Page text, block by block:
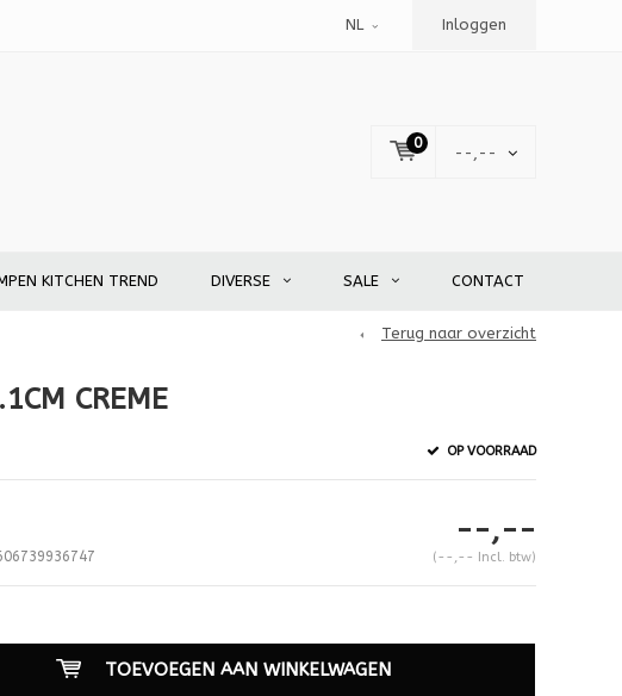
NL Inloggen
0
--,--
KITCHEN TREND DIVERSE SALE CONTACT
Terug naar overzicht
CREME
OP VOORRAAD
--,--
(--,-- Incl. btw)
TOEVOEGEN AAN WINKELWAGEN